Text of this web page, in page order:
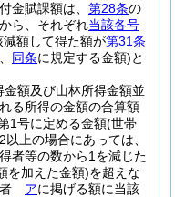
金賦課額は、 第28条の
ら、それぞれ当該各号
減額して得た額が第31条
同条に規定する金額)と
金額及び山林所得金額並
る所得の金額の合算額
1号に定める金額(世帯
上の場合にあっては、
者等の数から1を減じた
を加えた金額)を超えな
者 アに掲げる額に当該